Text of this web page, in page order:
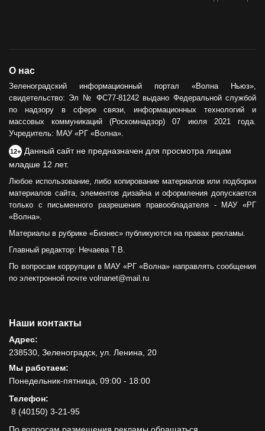
О нас
Зеленоградский информационный портал «Волна Ньюз»,
свидетельство: Эл № ФС77-81242 выдано Федеральной службой
по надзору в сфере связи, информационных технологий и
массовых коммуникаций (Роскомнадзор) 07 июля 2021 года.
Учредитель: МАУ «РГ «Волна».
12+ Данный сайт не предназначен для просмотра лицам
младше 12 лет.
Любое использование, либо копирование материалов или подборки
материалов сайта, элементов дизайна и оформления допускается
только с письменного разрешения правообладателя - МАУ «РГ
«Волна».
Материалы в рубрике «Бизнес» публикуются на правах рекламы.
Главный редактор: Нечаева Т.В.
По вопросам коррупции в МАУ «РГ «Волна» направлять сообщения
по электронной почте volnanet@mail.ru
Наши контакты
Адрес:
238530, Зеленоградск, ул. Ленина, 20
Мы работаем:
Понедельник-пятница, 09:00 - 18:00
Телефон:
8 (40150) 3-21-95